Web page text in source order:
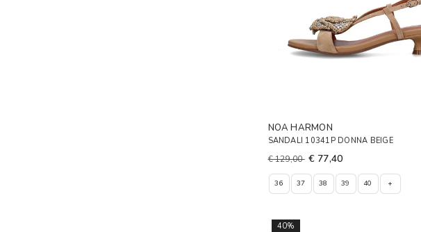
NOA HARMON
SANDALI 10341P DONNA BEIGE
€ 129,00 € 77,40
36 37 38 39 40 +
40%